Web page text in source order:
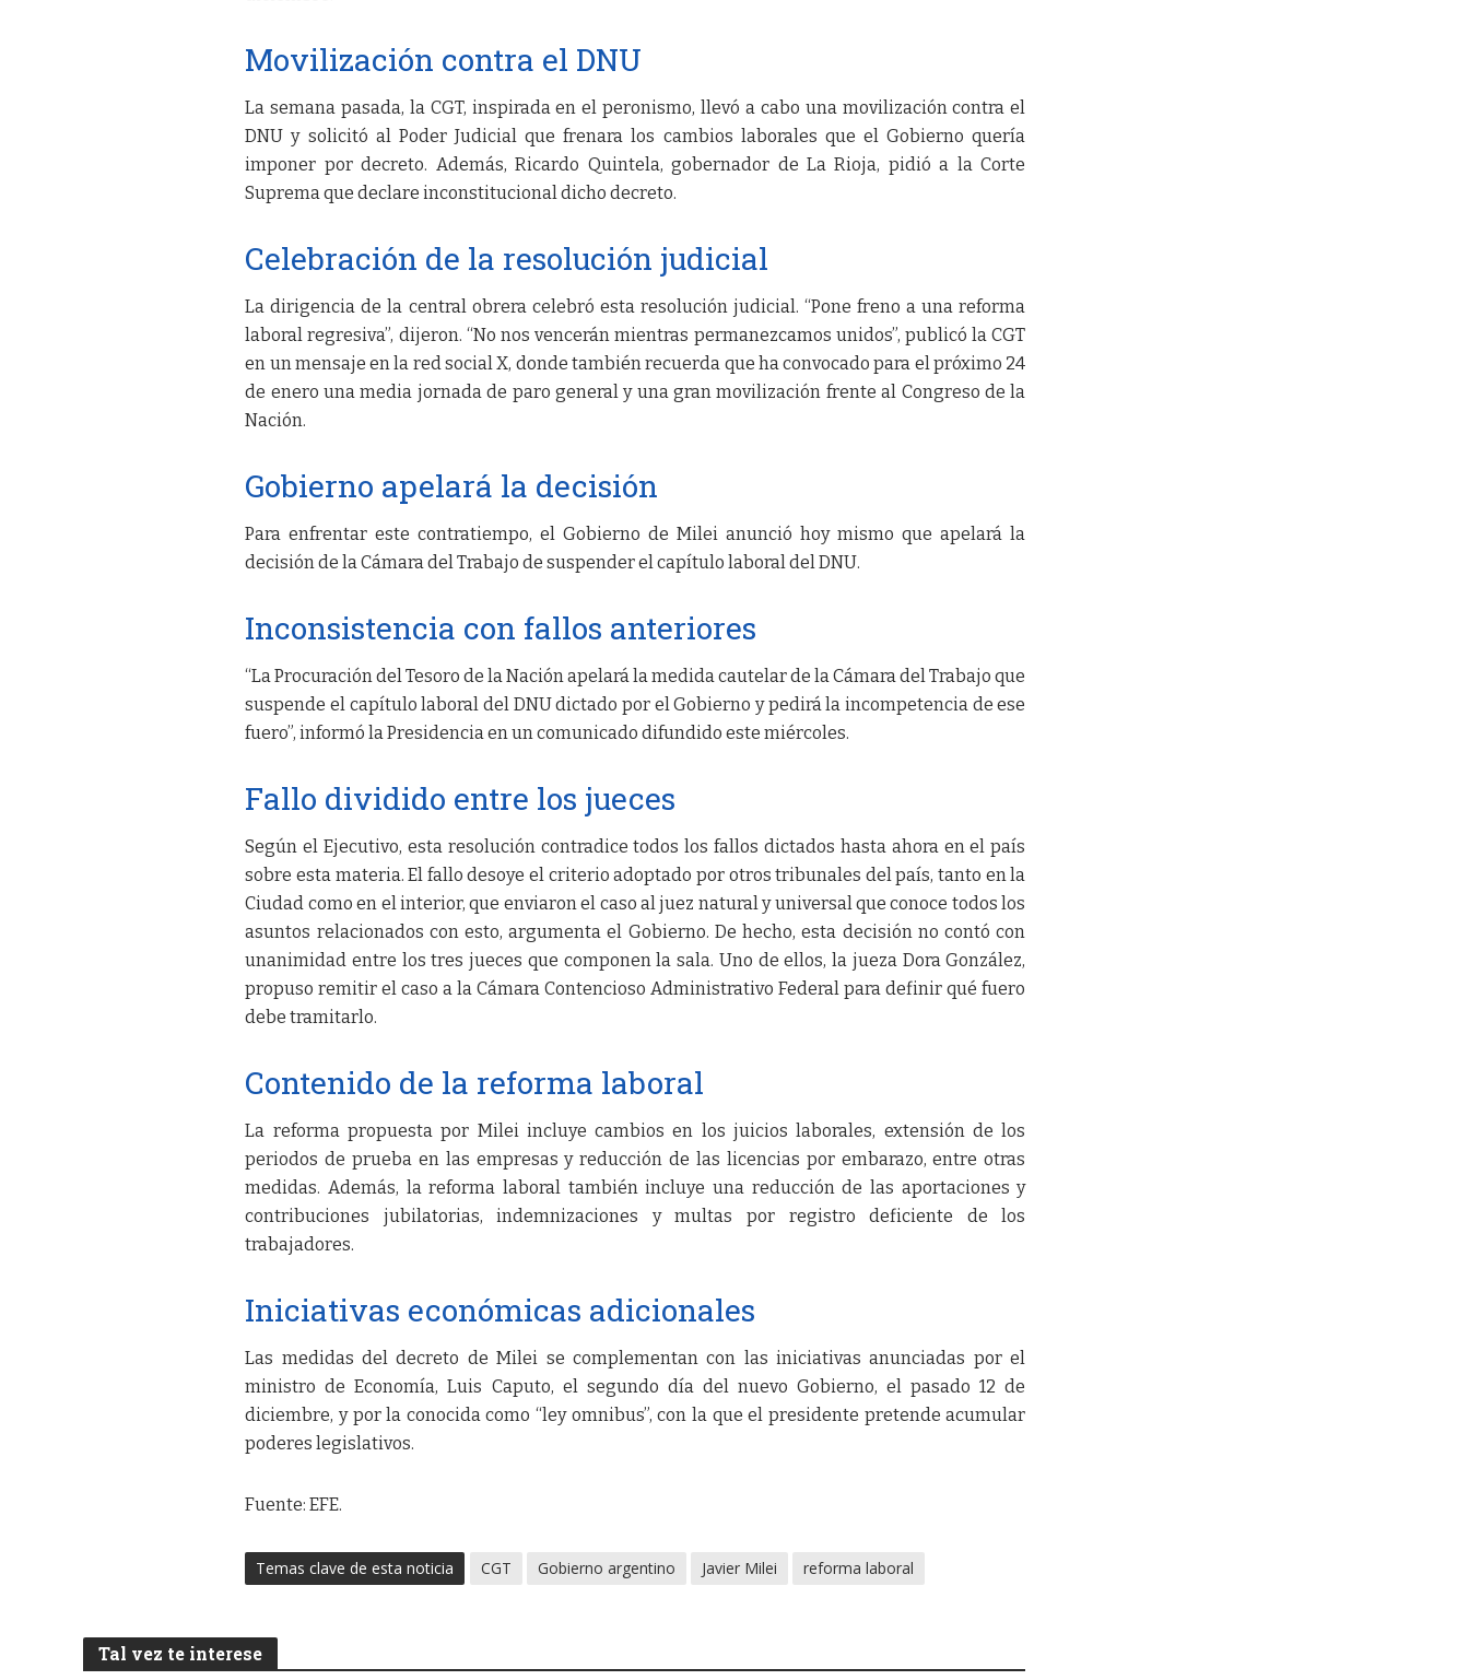
Movilización contra el DNU
La semana pasada, la CGT, inspirada en el peronismo, llevó a cabo una movilización contra el
DNU y solicitó al Poder Judicial que frenara los cambios laborales que el Gobierno quería
imponer por decreto. Además, Ricardo Quintela, gobernador de La Rioja, pidió a la Corte
Suprema que declare inconstitucional dicho decreto.
Celebración de la resolución judicial
La dirigencia de la central obrera celebró esta resolución judicial. “Pone freno a una reforma
laboral regresiva”, dijeron. “No nos vencerán mientras permanezcamos unidos”, publicó la CGT
en un mensaje en la red social X, donde también recuerda que ha convocado para el próximo 24
de enero una media jornada de paro general y una gran movilización frente al Congreso de la
Nación.
Gobierno apelará la decisión
Para enfrentar este contratiempo, el Gobierno de Milei anunció hoy mismo que apelará la
decisión de la Cámara del Trabajo de suspender el capítulo laboral del DNU.
Inconsistencia con fallos anteriores
“La Procuración del Tesoro de la Nación apelará la medida cautelar de la Cámara del Trabajo que
suspende el capítulo laboral del DNU dictado por el Gobierno y pedirá la incompetencia de ese
fuero”, informó la Presidencia en un comunicado difundido este miércoles.
Fallo dividido entre los jueces
Según el Ejecutivo, esta resolución contradice todos los fallos dictados hasta ahora en el país
sobre esta materia. El fallo desoye el criterio adoptado por otros tribunales del país, tanto en la
Ciudad como en el interior, que enviaron el caso al juez natural y universal que conoce todos los
asuntos relacionados con esto, argumenta el Gobierno. De hecho, esta decisión no contó con
unanimidad entre los tres jueces que componen la sala. Uno de ellos, la jueza Dora González,
propuso remitir el caso a la Cámara Contencioso Administrativo Federal para definir qué fuero
debe tramitarlo.
Contenido de la reforma laboral
La reforma propuesta por Milei incluye cambios en los juicios laborales, extensión de los
periodos de prueba en las empresas y reducción de las licencias por embarazo, entre otras
medidas. Además, la reforma laboral también incluye una reducción de las aportaciones y
contribuciones jubilatorias, indemnizaciones y multas por registro deficiente de los
trabajadores.
Iniciativas económicas adicionales
Las medidas del decreto de Milei se complementan con las iniciativas anunciadas por el
ministro de Economía, Luis Caputo, el segundo día del nuevo Gobierno, el pasado 12 de
diciembre, y por la conocida como “ley omnibus”, con la que el presidente pretende acumular
poderes legislativos.
Fuente: EFE.
Temas clave de esta noticia CGT Gobierno argentino Javier Milei reforma laboral
Tal vez te interese